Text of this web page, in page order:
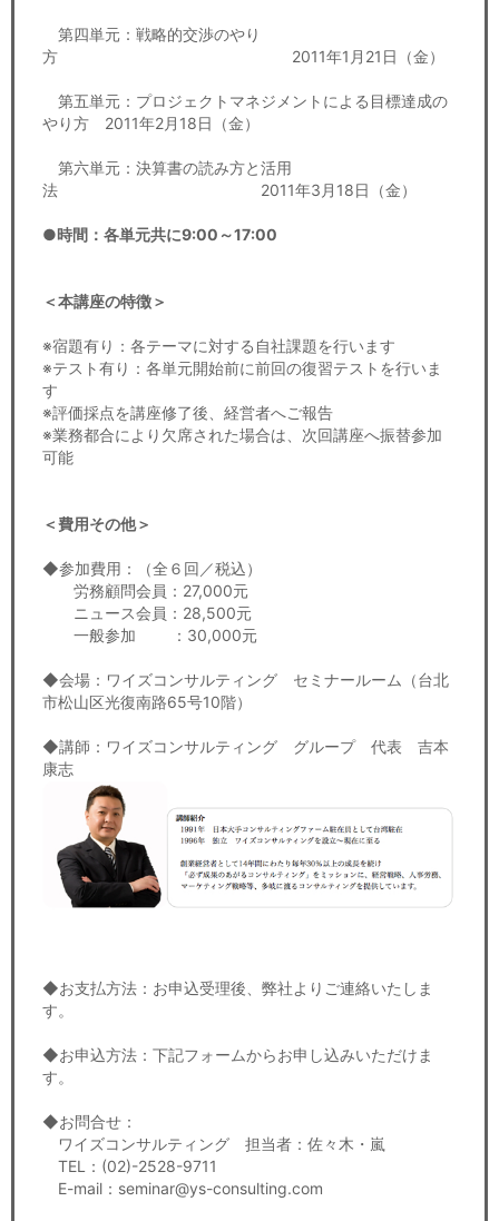
第四単元：戦略的交渉のやり
方 2011年1月21日（金）
第五単元：プロジェクトマネジメントによる目標達成の
やり方 2011年2月18日（金）
第六単元：決算書の読み方と活用
法 2011年3月18日（金）
●時間：各単元共に9:00～17:00
＜本講座の特徴＞
※宿題有り：各テーマに対する自社課題を行います
※テスト有り：各単元開始前に前回の復習テストを行いま
す
※評価採点を講座修了後、経営者へご報告
※業務都合により欠席された場合は、次回講座へ振替参加
可能
＜費用その他＞
◆参加費用：（全６回／税込）
労務顧問会員：27,000元
ニュース会員：28,500元
一般参加 ：30,000元
◆会場：ワイズコンサルティング セミナールーム（台北
市松山区光復南路65号10階）
◆講師：ワイズコンサルティング グループ 代表 吉本
康志
◆お支払方法：お申込受理後、弊社よりご連絡いたしま
す。
◆お申込方法：下記フォームからお申し込みいただけま
す。
◆お問合せ：
ワイズコンサルティング 担当者：佐々木・嵐
TEL：(02)-2528-9711
E-mail：seminar@ys-consulting.com